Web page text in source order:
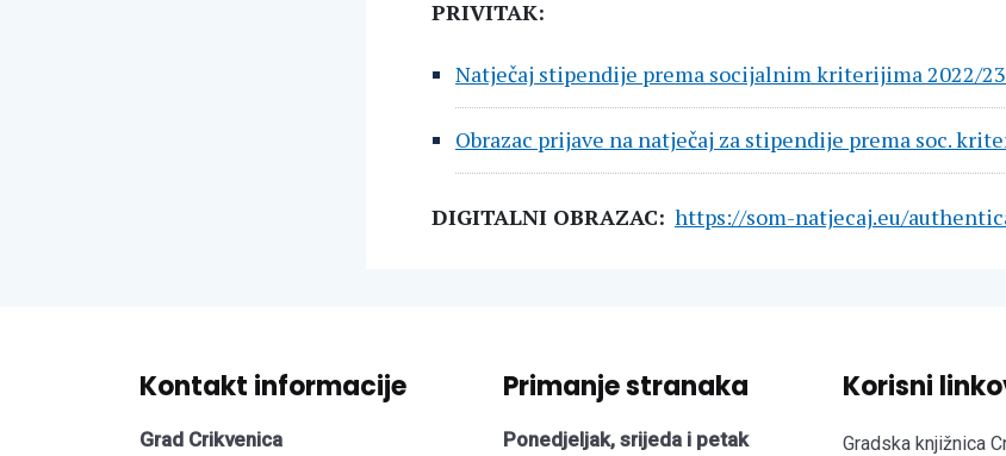
PRIVITAK:
Natječaj stipendije prema socijalnim kriterijima 2022/23
Obrazac prijave na natječaj za stipendije prema soc.
DIGITALNI OBRAZAC: https://som-natjecaj.eu/
Kontakt informacije
Grad Crikvenica
Primanje stranaka
Ponedjeljak, srijeda i petak
Korisni
Gradska knjižnica